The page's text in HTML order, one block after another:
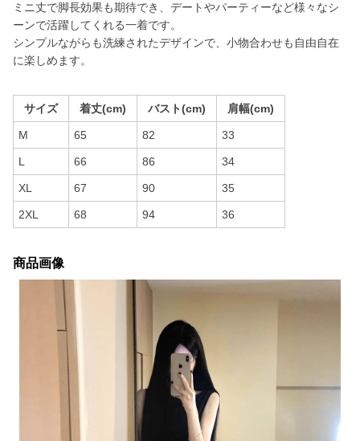
ミニ丈で脚長効果も期待でき、デートやパーティーなど様々なシ
ーンで活躍してくれる一着です。
シンプルながらも洗練されたデザインで、小物合わせも自由自在
に楽しめます。
サイズ 着丈(cm) バスト(cm) 肩幅(cm)
M 65 82 33
L 66 86 34
XL 67 90 35
2XL 68 94 36
商品画像